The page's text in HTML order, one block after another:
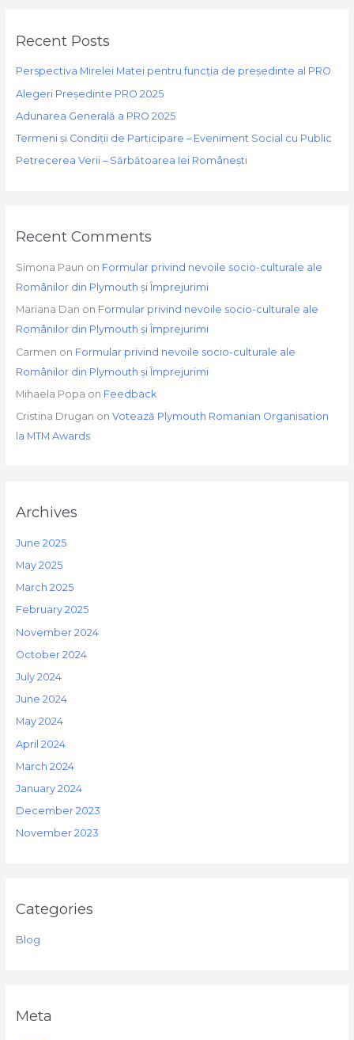
c
o
r
:
Recent Posts
Perspectiva Mirelei Matei pentru funcția de președinte al PRO
Alegeri Președinte PRO 2025
Adunarea Generală a PRO 2025
Termeni și Condiții de Participare – Eveniment Social cu Public
Petrecerea Verii – Sărbătoarea Iei Românești
Recent Comments
Simona Paun on Formular privind nevoile socio-culturale ale
Românilor din Plymouth și Împrejurimi
Mariana Dan on Formular privind nevoile socio-culturale ale
Românilor din Plymouth și Împrejurimi
Carmen on Formular privind nevoile socio-culturale ale
Românilor din Plymouth și Împrejurimi
Mihaela Popa on Feedback
Cristina Drugan on Votează Plymouth Romanian Organisation
la MTM Awards
Archives
June 2025
May 2025
March 2025
February 2025
November 2024
October 2024
July 2024
June 2024
May 2024
April 2024
March 2024
January 2024
December 2023
November 2023
Categories
Blog
Meta